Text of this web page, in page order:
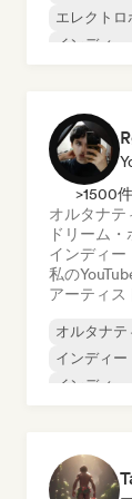
エレクトロ
インディ
>1500
オルタナテ
ドリーム
インディー
私の
アーティス
オルタナテ
インディー
インディ